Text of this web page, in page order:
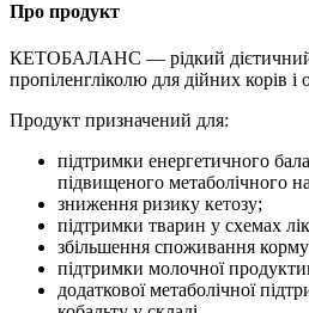
Про продукт
КЕТОБАЛАНС — рідкий дієтичний
пропіленгліколю для дійних корів і
Продукт призначений для:
підтримки енергетичного
підвищеного метаболічного
зниження ризику кетозу;
підтримки тварин у схемах
збільшення споживання
підтримки молочної
додаткової метаболічної